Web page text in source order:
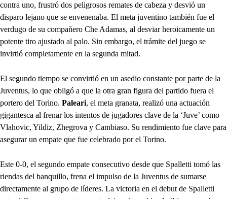
contra uno, frustró dos peligrosos remates de cabeza y desvió un
disparo lejano que se envenenaba. El meta juventino también fue el
verdugo de su compañero Che Adamas, al desviar heroicamente un
potente tiro ajustado al palo. Sin embargo, el trámite del juego se
invirtió completamente en la segunda mitad.
El segundo tiempo se convirtió en un asedio constante por parte de la
Juventus, lo que obligó a que la otra gran figura del partido fuera el
portero del Torino. Paleari, el meta granata, realizó una actuación
gigantesca al frenar los intentos de jugadores clave de la ‘Juve’ como
Vlahovic, Yildiz, Zhegrova y Cambiaso. Su rendimiento fue clave para
asegurar un empate que fue celebrado por el Torino.
Este 0-0, el segundo empate consecutivo desde que Spalletti tomó las
riendas del banquillo, frena el impulso de la Juventus de sumarse
directamente al grupo de líderes. La victoria en el debut de Spalletti